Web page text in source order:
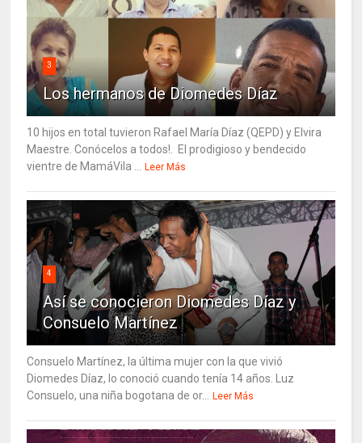
3
Los hermanos de Diomedes Díaz
10 hijos en total tuvieron Rafael María Díaz (QEPD) y Elvira
Maestre. Conócelos a todos!. El prodigioso y bendecido
vientre de MamáVila ... Leer Más
4
Así se conocieron Diomedes Díaz y
Consuelo Martínez
Consuelo Martínez, la última mujer con la que vivió
Diomedes Díaz, lo conoció cuando tenía 14 años. Luz
Consuelo, una niña bogotana de or... Leer Más